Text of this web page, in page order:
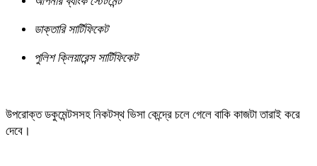
ডাক্তারি সার্টিফিকেট
পুলিশ ক্লিয়ারেন্স সার্টিফিকেট
উপরোক্ত ডকুমেন্টসসহ নিকটস্থ ভিসা কেন্দ্রে চলে গেলে বাকি কাজটা তারাই করে
দেবে।